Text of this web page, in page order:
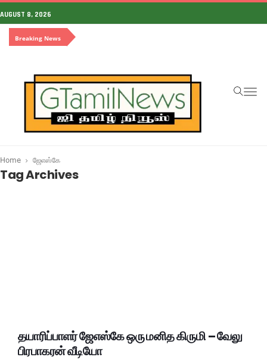
AUGUST 8, 2026
Breaking News
Home ஜேஎஸ்கே
Tag Archives
தயாரிப்பாளர் ஜேஎஸ்கே ஒரு மனித கிருமி – வேலு
பிரபாகரன் வீடியோ